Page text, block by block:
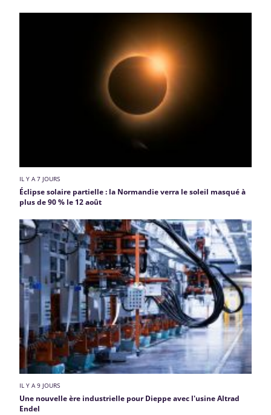
IL Y A 7 JOURS
Éclipse solaire partielle : la Normandie verra le soleil masqué à
plus de 90 % le 12 août
IL Y A 9 JOURS
Une nouvelle ère industrielle pour Dieppe avec l'usine Altrad
Endel